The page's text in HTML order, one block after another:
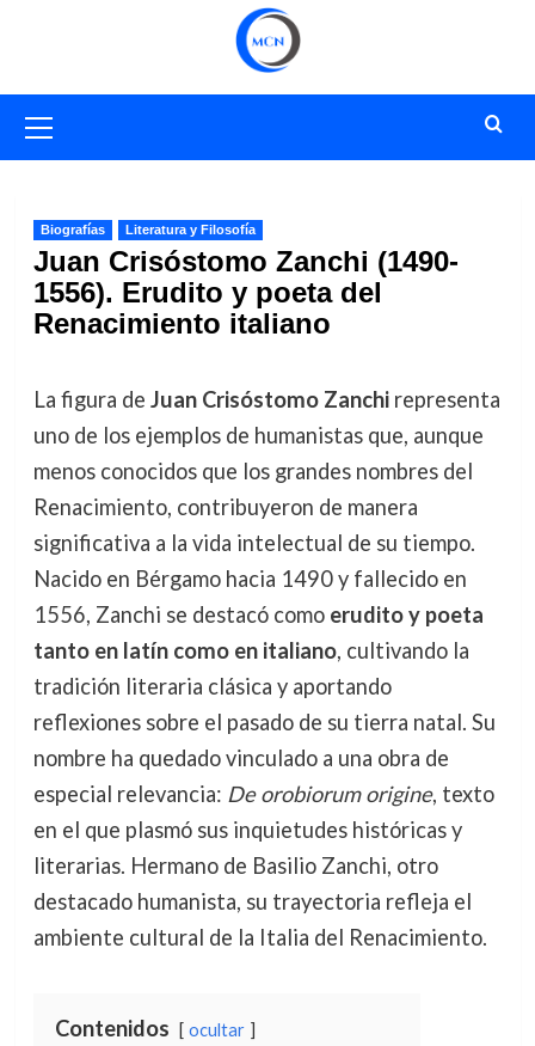
primario
Biografías Literatura y Filosofía
Juan Crisóstomo Zanchi (1490-
1556). Erudito y poeta del
Renacimiento italiano
La figura de Juan Crisóstomo Zanchirepresenta
uno de los ejemplos de humanistas que, aunque
menos conocidos que los grandes nombres del
Renacimiento, contribuyeron de manera
significativa a la vida intelectual de su tiempo.
Nacido en Bérgamo hacia 1490 y fallecido en
1556, Zanchi se destacó como erudito y poeta
tanto en latín como en italiano, cultivando la
tradición literaria clásica y aportando
reflexiones sobre el pasado de su tierra natal. Su
nombre ha quedado vinculado a una obra de
especial relevancia: De orobiorum origine, texto
en el que plasmó sus inquietudes históricas y
literarias. Hermano de Basilio Zanchi, otro
destacado humanista, su trayectoria refleja el
ambiente cultural de la Italia del Renacimiento.
Contenidos ocultar